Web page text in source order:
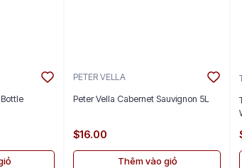
PETER VELLA
Peter Vella Cabernet Sauvignon 5L
$16.00
Thêm vào giỏ